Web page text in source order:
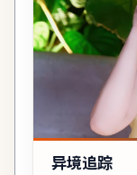
异境追踪